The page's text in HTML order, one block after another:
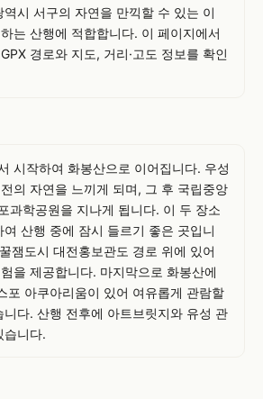
시 서구의 자연을 만끽할 수 있는 이
는 산행에 적합합니다. 이 페이지에서
경로와 지도, 거리·고도 정보를 확인
시작하여 화봉산으로 이어집니다. 우성
의 자연을 느끼게 되며, 그 후 국립중앙
과학공원을 지나게 됩니다. 이 두 장소
산행 중에 잠시 들르기 좋은 곳입니
잼도시 대전홍보관도 경로 위에 있어
을 제공합니다. 마지막으로 화봉산에
포 아쿠아리움이 있어 여유롭게 관람할
니다. 산행 전후에 아트브릿지와 유성 관
습니다.